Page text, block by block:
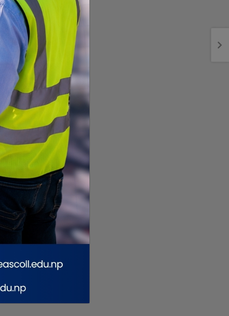
गिरी विरुद्ध अनुसन्धान गर्न
अदालतबाट चार
दिनको म्याद
थप, कारागारबाटै पेट्रोलपम्प
कब्जा